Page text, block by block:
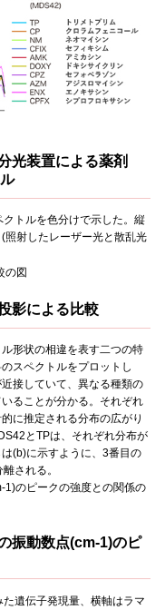
光装置による薬剤
トルを色分けで示した。縦
照射したレーザー光と散乱光
影による比較
形状の相違を表す二つの特
スペクトルをプロットし
接していて、異なる種類の
ることが分かる。それぞれ
に推定される分布の広がり
とTPは、それぞれ分布が
(b)に示すように、3番目の
される。
振動数点(cm-1)のピ
遺伝子発現量、横軸はラマ